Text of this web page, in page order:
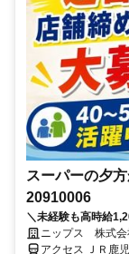
スーパーの夕
20910006
＼未経験も高時給
スーパー店舗スタ
ニップス 株式会
ス/20910006
アクセス ＪＲ鹿